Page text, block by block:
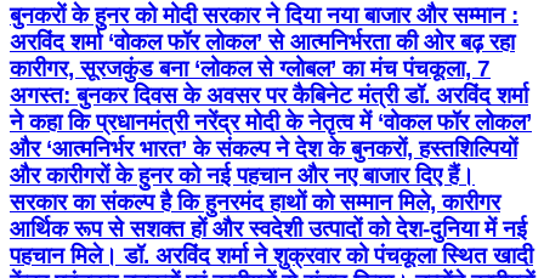
बुनकरों के हुनर को मोदी सरकार ने दिया नया बाजार और सम्मान :
अरविंद शर्मा ‘वोकल फॉर लोकल’ से आत्मनिर्भरता की ओर बढ़ रहा
कारीगर, सूरजकुंड बना ‘लोकल से ग्लोबल’ का मंच पंचकूला, 7
अगस्त: बुनकर दिवस के अवसर पर कैबिनेट मंत्री डॉ. अरविंद शर्मा
ने कहा कि प्रधानमंत्री नरेंद्र मोदी के नेतृत्व में ‘वोकल फॉर लोकल’
और ‘आत्मनिर्भर भारत’ के संकल्प ने देश के बुनकरों, हस्तशिल्पियों
और कारीगरों के हुनर को नई पहचान और नए बाजार दिए हैं।
सरकार का संकल्प है कि हुनरमंद हाथों को सम्मान मिले, कारीगर
आर्थिक रूप से सशक्त हों और स्वदेशी उत्पादों को देश-दुनिया में नई
पहचान मिले। डॉ. अरविंद शर्मा ने शुक्रवार को पंचकूला स्थित खादी